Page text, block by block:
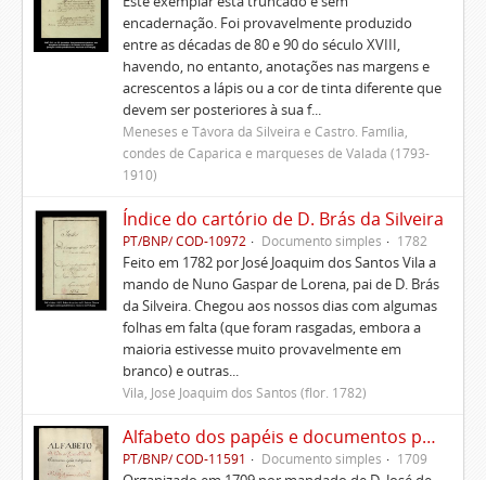
encadernação. Foi provavelmente produzido
entre as décadas de 80 e 90 do século XVIII,
havendo, no entanto, anotações nas margens e
acrescentos a lápis ou a cor de tinta diferente que
devem ser posteriores à sua f...
Meneses e Távora da Silveira e Castro. Família,
condes de Caparica e marqueses de Valada (1793-
1910)
Índice do cartório de D. Brás da Silveira
PT/BNP/ COD-10972 Documento simples 1782
Feito em 1782 por José Joaquim dos Santos Vila a
mando de Nuno Gaspar de Lorena, pai de D. Brás
da Silveira. Chegou aos nossos dias com algumas
folhas em falta (que foram rasgadas, embora a
maioria estivesse muito provavelmente em
branco) e outras...
Vila, José Joaquim dos Santos (flor. 1782)
Alfabeto dos papéis e documentos pertencentes à Casa de D. José de Meneses e Távora
PT/BNP/ COD-11591 Documento simples 1709